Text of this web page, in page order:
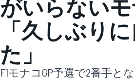
スーパーフォーミュラ
がいらないモ
「久しぶり
た」
F1モナコGP予選で2番手